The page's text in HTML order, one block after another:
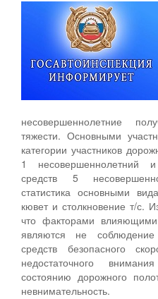
несовершеннолетние
тяжести. Основными
категории участников
1 несовершеннолетний
средств 5
статистика основными
кювет и столкновение т/с.
что факторами
являются не соблюдение
средств безопасного
недостаточного
состоянию дорожного
невнимательность.